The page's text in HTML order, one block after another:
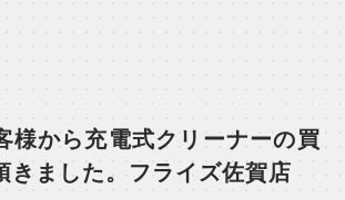
様から充電式クリーナーの買
きました。フライズ佐賀店